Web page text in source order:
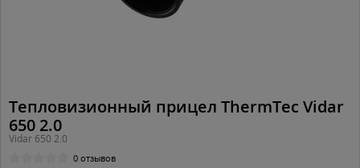
Тепловизионный прицел ThermTec Vidar
650 2.0
Vidar 650 2.0
0 отзывов